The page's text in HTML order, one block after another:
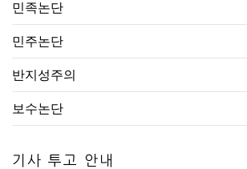
민족논단
민주논단
반지성주의
보수논단
기사 투고 안내